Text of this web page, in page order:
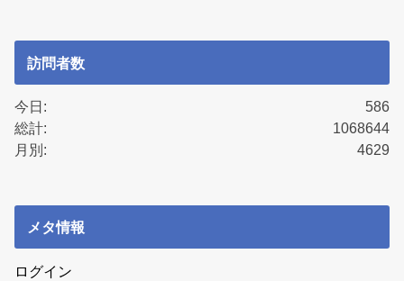
訪問者数
586
今日:
1068644
総計:
4629
月別:
メタ情報
ログイン